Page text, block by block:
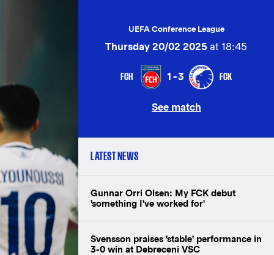
UEFA Conference League
Thursday 20/02 2025 at 18:45
FCH 1-3 FCK
See match
LATEST NEWS
Gunnar Orri Olsen: My FCK debut
'something I've worked for'
Svensson praises 'stable' performance in
3-0 win at Debreceni VSC